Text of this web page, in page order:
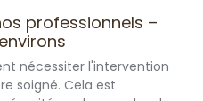
professionnels –
nécessiter l'intervention
soigné. Cela est